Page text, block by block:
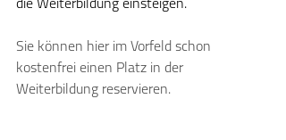
die Weiterbildung einsteigen.
Sie können hier im Vorfeld schon
kostenfrei einen Platz in der
Weiterbildung reservieren.